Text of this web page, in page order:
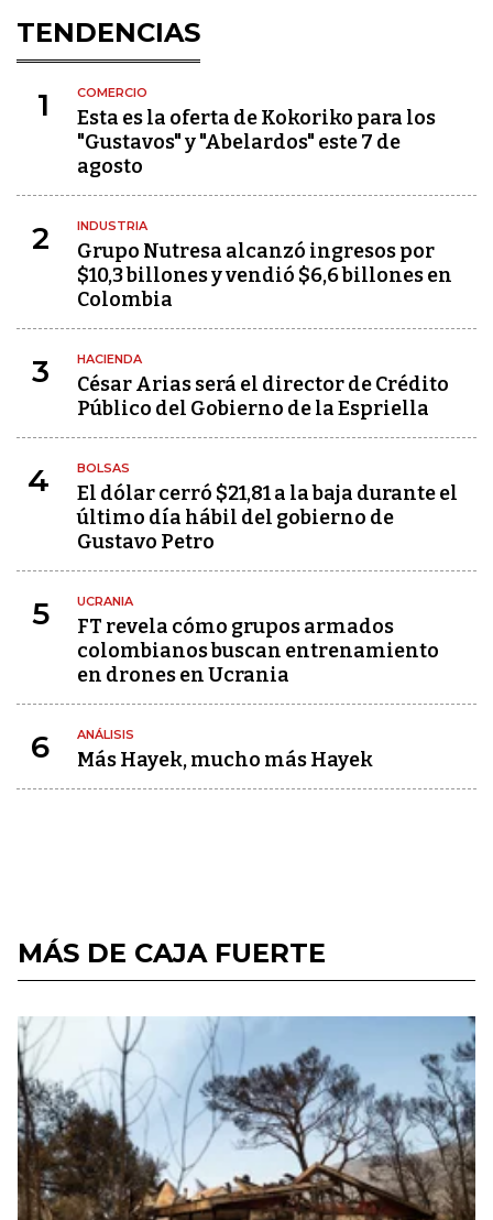
TENDENCIAS
1 COMERCIO
Esta es la oferta de Kokoriko para los
"Gustavos" y "Abelardos" este 7 de
agosto
2 INDUSTRIA
Grupo Nutresa alcanzó ingresos por
$10,3 billones y vendió $6,6 billones en
Colombia
3 HACIENDA
César Arias será el director de Crédito
Público del Gobierno de la Espriella
4 BOLSAS
El dólar cerró $21,81 a la baja durante el
último día hábil del gobierno de
Gustavo Petro
5 UCRANIA
FT revela cómo grupos armados
colombianos buscan entrenamiento
en drones en Ucrania
6 ANÁLISIS
Más Hayek, mucho más Hayek
MÁS DE CAJA FUERTE